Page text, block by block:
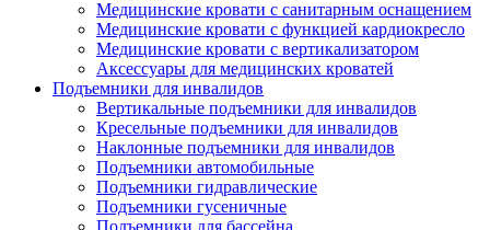
Медицинские кровати с санитарным оснащением
Медицинские кровати с функцией кардиокресло
Медицинские кровати с вертикализатором
Аксессуары для медицинских кроватей
Подъемники для инвалидов
Вертикальные подъемники для инвалидов
Кресельные подъемники для инвалидов
Наклонные подъемники для инвалидов
Подъемники автомобильные
Подъемники гидравлические
Подъемники гусеничные
Подъемники для бассейна